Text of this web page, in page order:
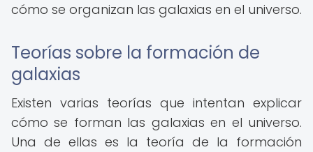
cómo se organizan las galaxias en el universo.
Teorías sobre la formación de
galaxias
Existen varias teorías que intentan explicar
cómo se forman las galaxias en el universo.
Una de ellas es la teoría de la formación